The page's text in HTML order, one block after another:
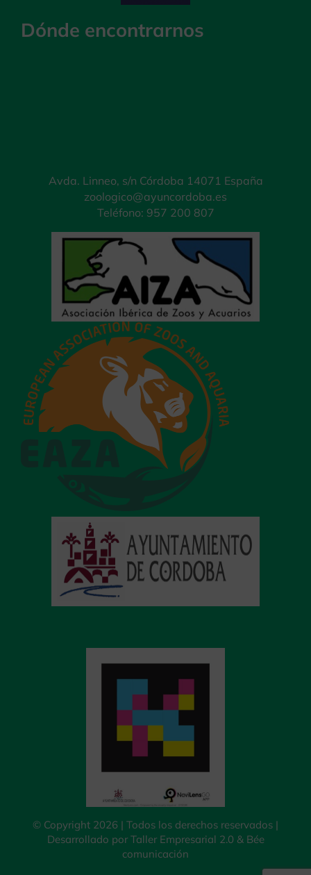
Dónde encontrarnos
Avda. Linneo, s/n Córdoba 14071 España
zoologico@ayuncordoba.es
Teléfono: 957 200 807
© Copyright 2026 | Todos los derechos reservados |
Desarrollado por Taller Empresarial 2.0 & Bée
comunicación